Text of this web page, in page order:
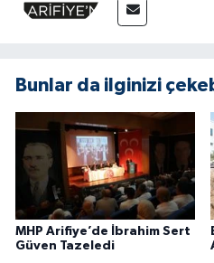
Bunlar da ilginizi
MHP Arifiye’de İbrahim Sert
Güven Tazeledi